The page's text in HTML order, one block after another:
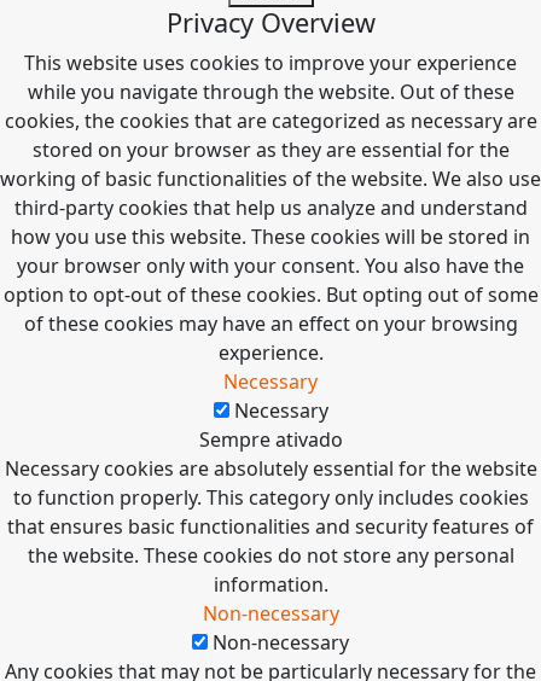
Privacy Overview
This website uses cookies to improve your experience
while you navigate through the website. Out of these
cookies, the cookies that are categorized as necessary are
stored on your browser as they are essential for the
working of basic functionalities of the website. We also use
third-party cookies that help us analyze and understand
how you use this website. These cookies will be stored in
your browser only with your consent. You also have the
option to opt-out of these cookies. But opting out of some
of these cookies may have an effect on your browsing
experience.
Necessary
Necessary
Sempre ativado
Necessary cookies are absolutely essential for the website
to function properly. This category only includes cookies
that ensures basic functionalities and security features of
the website. These cookies do not store any personal
information.
Non-necessary
Non-necessary
Any cookies that may not be particularly necessary for the